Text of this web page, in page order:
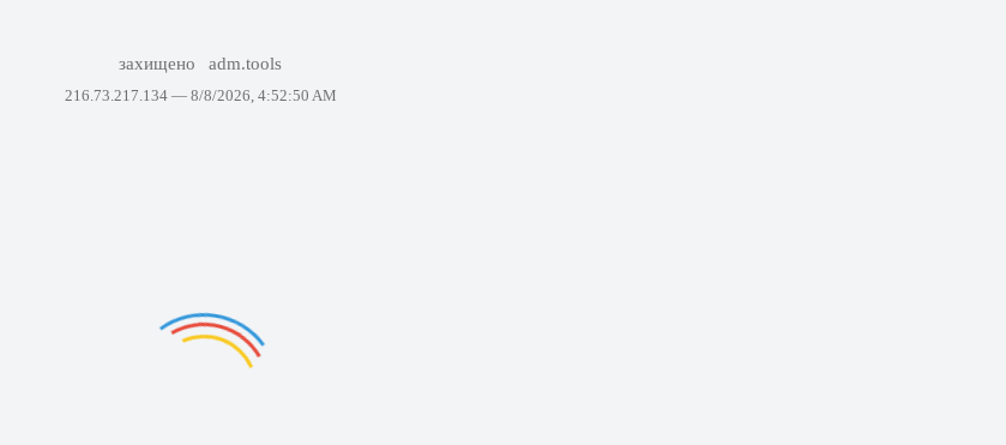
захищено adm.tools
216.73.217.134 — 8/8/2026, 4:52:50 AM